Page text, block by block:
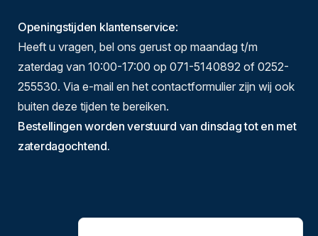
Openingstijden klantenservice:
Heeft u vragen, bel ons gerust op maandag t/m
zaterdag van 10:00-17:00 op 071-5140892 of 0252-
255530. Via e-mail en het contactformulier zijn wij ook
buiten deze tijden te bereiken.
Bestellingen worden verstuurd van dinsdag tot en met
zaterdagochtend.